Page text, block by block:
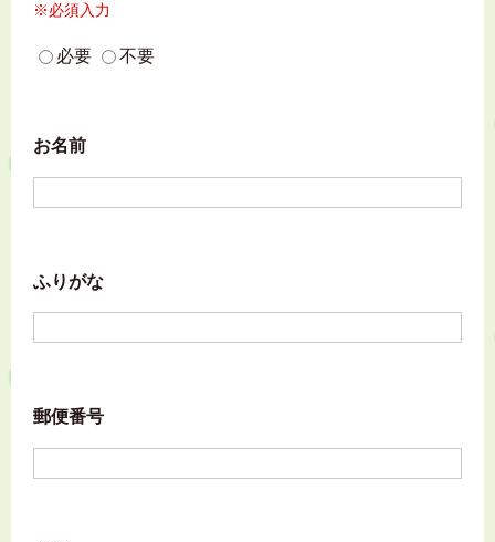
※必須入力
必要 不要
お名前
ふりがな
郵便番号